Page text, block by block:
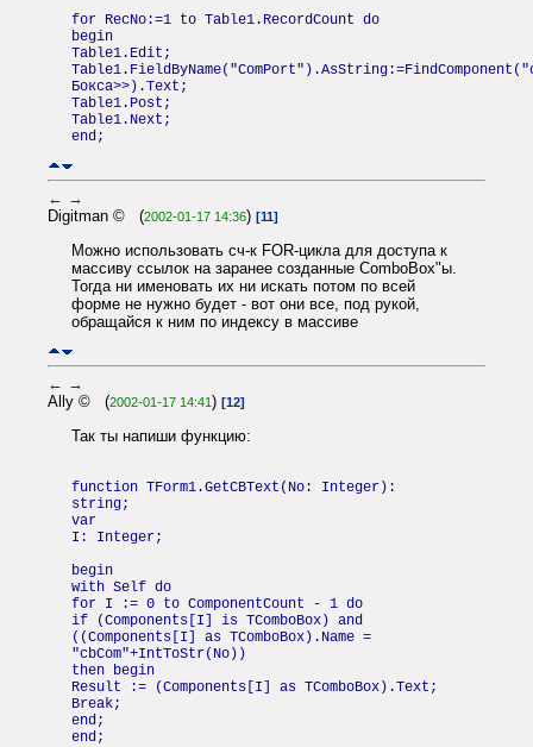
for RecNo:=1 to Table1.RecordCount do
begin
Table1.Edit;
Бокса>>).Text;
Table1.Post;
Table1.Next;
end;
← →
Digitman © (2002-01-17 14:36) [11]
Можно использовать сч-к FOR-цикла для доступа к
массиву ссылок на заранее созданные ComboBox"ы.
Тогда ни именовать их ни искать потом по всей
форме не нужно будет - вот они все, под рукой,
обращайся к ним по индексу в массиве
← →
Ally © (2002-01-17 14:41) [12]
Так ты напиши функцию:
function TForm1.GetCBText(No: Integer):
string;
var
I: Integer;
begin
with Self do
for I := 0 to ComponentCount - 1 do
if (Components[I] is TComboBox) and
((Components[I] as TComboBox).Name =
"cbCom"+IntToStr(No))
then begin
Result := (Components[I] as TComboBox).Text;
Break;
end;
end;